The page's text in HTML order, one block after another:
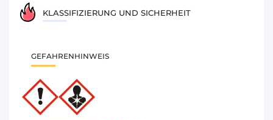
KLASSIFIZIERUNG UND SICHERHEIT
GEFAHRENHINWEIS